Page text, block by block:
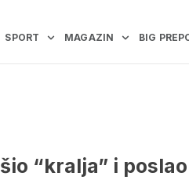
SPORT MAGAZIN BIG
“kralja” i